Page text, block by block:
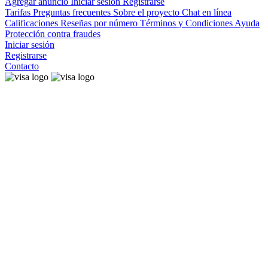
Tarifas Preguntas frecuentes Sobre el proyecto Chat en línea
Calificaciones Reseñas por número Términos y Condiciones Ayuda
Protección contra fraudes
Iniciar sesión
Registrarse
Contacto